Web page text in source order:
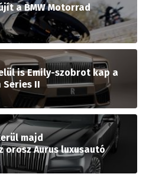
a BMW Motorrad
is Emily-szobrot kap a
Series II
majd
Aurus luxusautó